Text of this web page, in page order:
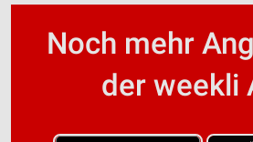
Noch mehr
der weekli